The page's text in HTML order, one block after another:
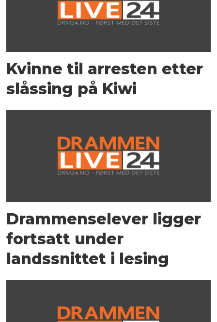
Kvinne til arresten etter
slåssing på Kiwi
Drammenselever ligger
fortsatt under
landssnittet i lesing